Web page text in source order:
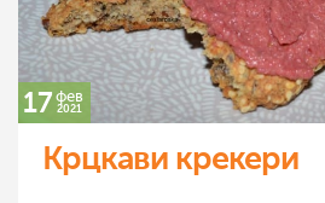
17 фев
2021
Крцкави крекери